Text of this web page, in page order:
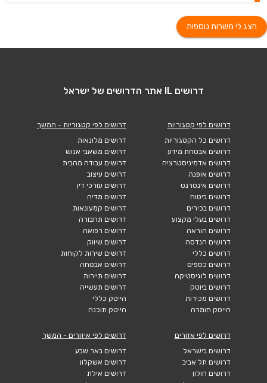
הצג לי משרות נוספות
דרושים IL אתר הדרושים של ישראל
דרושים לפי קטגוריות
דרושים כל הקטגוריות
דרושים אבטחת מידע
דרושים אדמיניסטרציה
דרושים אופנה
דרושים אינטרנט
דרושים ביטוח
דרושים בכירים
דרושים בעלי מקצוע
דרושים הוראה
דרושים הנדסה
דרושים כללי
דרושים כספים
דרושים לוגיסטיקה
דרושים ביוטק
דרושים מכירות
הייטק חומרה
דרושים לפי קטגוריות - המשך
דרושים מלונאות
דרושים משאבי אנוש
דרושים עבודה מהבית
דרושים עיצוב
דרושים עורכי דין
דרושים מדיה
דרושים קמעונאות
דרושים תחבורה
דרושים רפואה
דרושים שיווק
דרושים שירות לקוחות
דרושים אבטחה
דרושים תיירות
דרושים תעשייה
הייטק כללי
הייטק תוכנה
דרושים לפי אזורים
דרושים בישראל
דרושים תל אביב
דרושים חולון
דרושים לפי איזורים - המשך
דרושים באר שבע
דרושים אשקלון
דרושים אילת